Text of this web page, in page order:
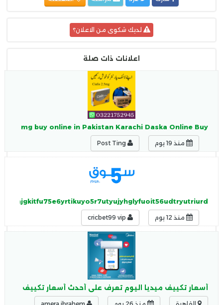
لديك شكوى من الاعلان؟
اعلانات ذات صلة
2.5 mg buy online in Pakistan Karachi Daska Online Buy
منذ 19 يوم
منذ 12 يوم
أسعار تكييف ميديا اليوم تعرف على أحدث أسعار تكييف ميديا